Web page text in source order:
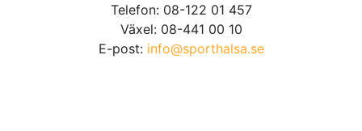
Telefon: 08-122 01 457
Växel: 08-441 00 10
E-post: info@sporthalsa.se